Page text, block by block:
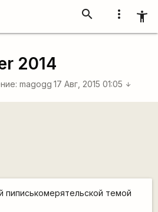
more_vert accessibility_new
search
2014
magogg 17 Авг, 2015 01:05 arrow_downward
пиписькомерятельской темой